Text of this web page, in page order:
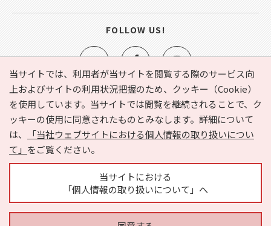
当サイトでは、利用者が当サイトを閲覧する際のサービス向
上およびサイトの利用状況把握のため、クッキー（Cookie）
を使用しています。当サイトでは閲覧を継続されることで、ク
ッキーの使用に同意されたものとみなします。詳細について
は、
「当社ウェブサイトにおける個人情報の取り扱いについ
て」 をご覧ください。
当サイトにおける
「個人情報の取り扱いについて」へ
e-NAVITA（イーナビタ）とは？ お気に入り
ヘルプ
利用規約
個人情報の取り扱いについて
運営会社
サイトマップ
広告掲載に関するお問い合わせ
FOLLOW US!